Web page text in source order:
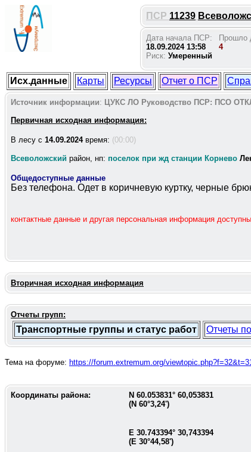
ПСР 11239
Дата начала ПСР:
18.09.2024 13:58
Риск: Умеренный
Прошло
4
Исх.данные Карты Ресурсы Отчет о ПСР
Источник информации: ЦУКС ЛО Руководство ПСР: ПСО
Первичная исходная информация:
В лесу c 14.09.2024время: (00:00)
Всеволожский район, нп: поселок при жд станции Корнево
Общедоступные данные
Без телефона. Одет в коричневую куртку, черные
контактные данные и другая персональная информация
Вторичная исходная информация
Отчеты групп:
Транспортные группы и статус работ Отчеты
Тема на форуме: https://forum.extremum.org/
Координаты района: N 60.053831° 60,053831
(N 60°3,24')
E 30.743394° 30,743394
(E 30°44,58')